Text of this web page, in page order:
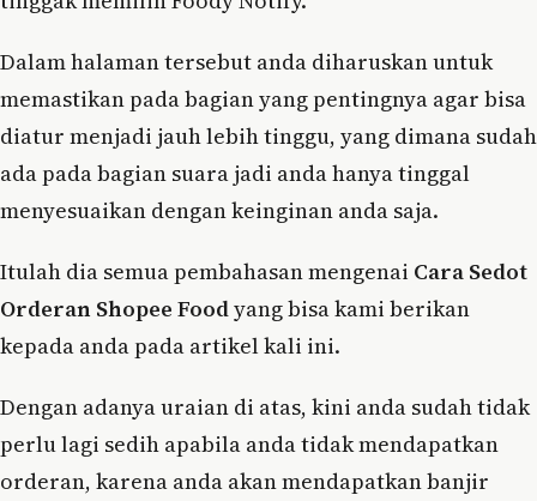
Dalam halaman tersebut anda diharuskan untuk
memastikan pada bagian yang pentingnya agar bisa
diatur menjadi jauh lebih tinggu, yang dimana sudah
ada pada bagian suara jadi anda hanya tinggal
menyesuaikan dengan keinginan anda saja.
Itulah dia semua pembahasan mengenai Cara Sedot
Orderan Shopee Foodyang bisa kami berikan
kepada anda pada artikel kali ini.
Dengan adanya uraian di atas, kini anda sudah tidak
perlu lagi sedih apabila anda tidak mendapatkan
orderan, karena anda akan mendapatkan banjir